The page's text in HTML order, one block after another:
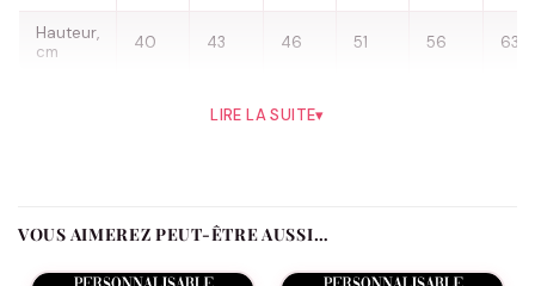
Hauteur,
cm
40 43 46 51 56 63
maintenant, le même style. Ce duo visuel rend fièrement
message simple et direct, il célèbre l’héritage, la transmission
LIRE LA SUITE▾
VOUS AIMEREZ PEUT-ÊTRE AUSSI…